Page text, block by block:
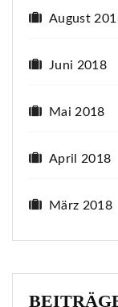
August
Juni 2018
Mai 2018
April 2018
März 2018